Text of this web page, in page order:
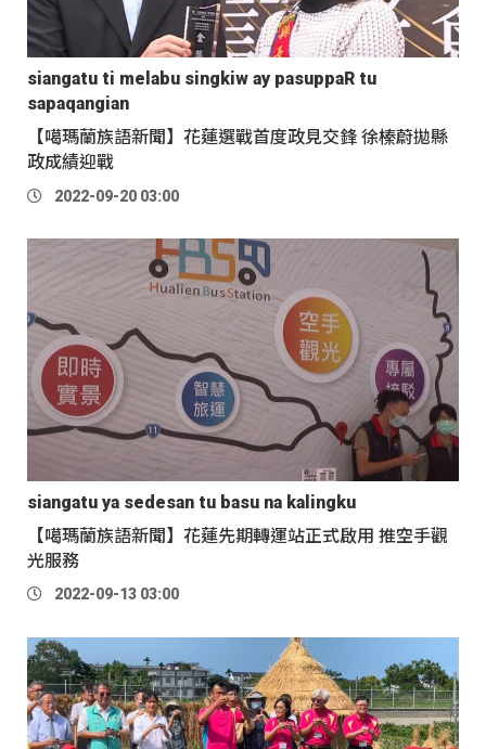
siangatu ti melabu singkiw ay pasuppaR tu
sapaqangian
【噶瑪蘭族語新聞】花蓮選戰首度政見交鋒 徐榛蔚拋縣
政成績迎戰
2022-09-20 03:00
siangatu ya sedesan tu basu na kalingku
【噶瑪蘭族語新聞】花蓮先期轉運站正式啟用 推空手觀
光服務
2022-09-13 03:00